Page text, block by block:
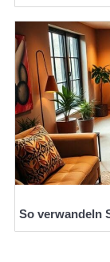
So verwandeln